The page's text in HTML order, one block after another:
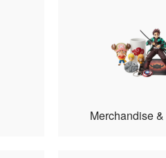
Merchandise